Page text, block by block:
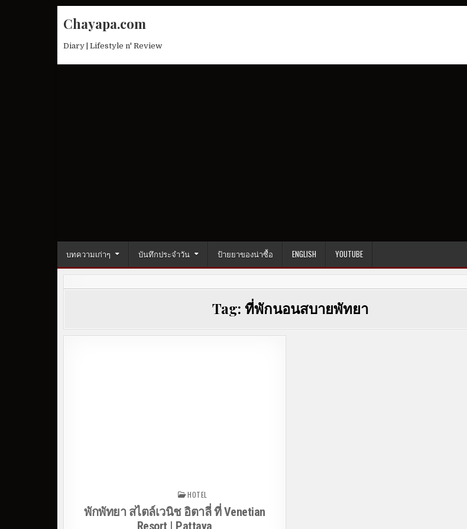
Chayapa.com
Diary | Lifestyle n' Review
บทความเก่าๆ บันทึกประจำวัน ป้ายยาของน่าซื้อ ENGLISH YOUTUBE
Tag:ที่พักนอนสบายพัทยา
HOTEL
พักพัทยา สไตล์เวนิช อิตาลี่ ที่ Venetian
Resort | Pattaya